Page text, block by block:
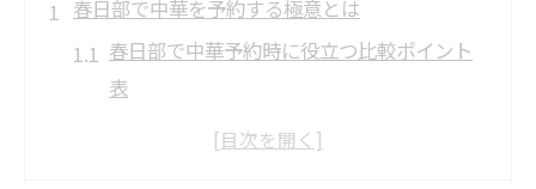
春日部で中華を予約する極意とは
春日部で中華予約時に役立つ比較ポイント
表
中華料理を春日部で予約する際のコツ